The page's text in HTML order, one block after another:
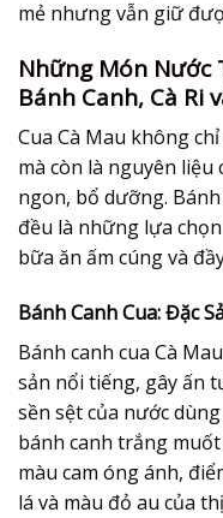
mẻ nhưng vẫn giữ
Những Món Nước
Bánh Canh, Cà Ri
Cua Cà Mau không
mà còn là nguyên
ngon, bổ dưỡng. Bánh
đều là những lựa
bữa ăn ấm cúng và
Bánh Canh Cua: Đặc
Bánh canh cua Cà
sản nổi tiếng, gây ấn
sền sệt của nước
bánh canh trắng
màu cam óng ánh,
lá và màu đỏ au của